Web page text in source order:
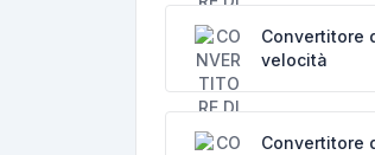
Convertitore
velocità
Convertitore